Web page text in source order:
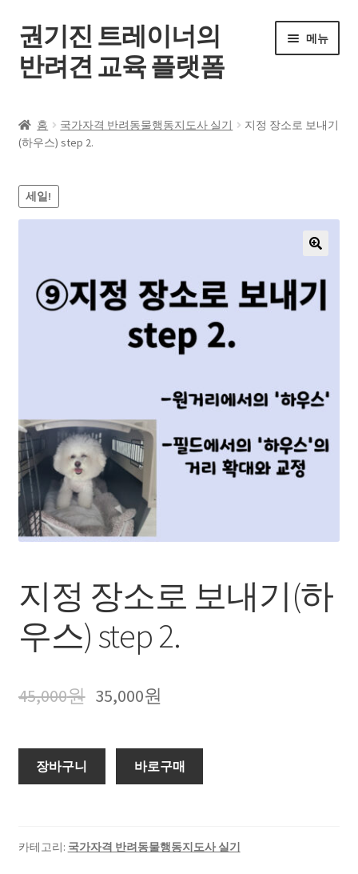
권기진 트레이너의
반려견 교육 플랫폼
메뉴
전체 강좌
공지사항
회원가입
내 강의실(구매한 영상 보기)
홈 국가자격 반려동물행동지도사 실기
지정 장소로 보내기
(하우스) step 2.
세일!
지정 장소로 보내기(하
우스) step 2.
45,000원 35,000원
장바구니 바로구매
카테고리: 국가자격 반려동물행동지도사 실기